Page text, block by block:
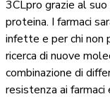
3CLpro grazie al
proteina. I farmaci
infette e per chi non
ricerca di nuove
combinazione di
resistenza ai farmaci